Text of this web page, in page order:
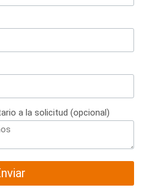
a la solicitud (opcional)